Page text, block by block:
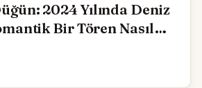
2024 Yılında Deniz
Bir Tören Nasıl